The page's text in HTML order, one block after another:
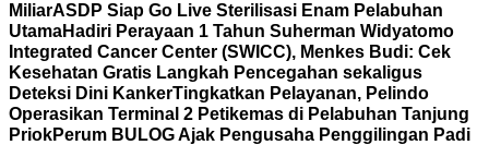
MiliarASDP Siap Go Live Sterilisasi Enam Pelabuhan
UtamaHadiri Perayaan 1 Tahun Suherman Widyatomo
Integrated Cancer Center (SWICC), Menkes Budi: Cek
Kesehatan Gratis Langkah Pencegahan sekaligus
Deteksi Dini KankerTingkatkan Pelayanan, Pelindo
Operasikan Terminal 2 Petikemas di Pelabuhan Tanjung
PriokPerum BULOG Ajak Pengusaha Penggilingan Padi